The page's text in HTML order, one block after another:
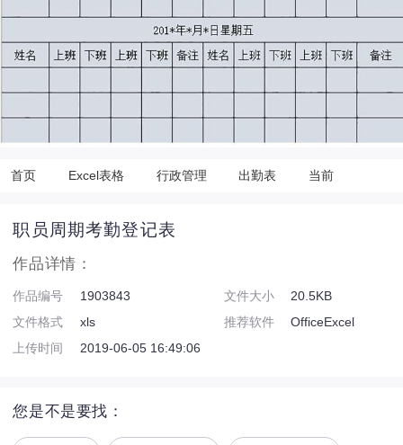
首页 Excel表格 行政管理 出勤表 当前
职员周期考勤登记表
作品详情：
作品编号 1903843 文件大小
20.5KB
文件格式
xls 推荐软件
OfficeExcel
上传时间
2019-06-05 16:49:06
您是不是要找：